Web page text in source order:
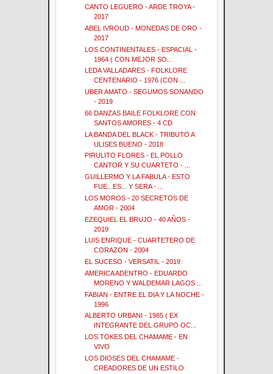
CANTO LEGUERO - ARDE TROYA -
2017
ABEL IVROUD - MONEDAS DE ORO -
2017
LOS CONTINENTALES - ESPACIAL -
1964 ( CON MEJOR SO...
LEDA VALLADARES - FOLKLORE
CENTENARIO - 1976 (CON ...
UBER AMATO - SEGUMOS SONANDO
- 2019
66 DANZAS BAILE FOLKLORE CON
SANTOS AMORES - 4 CD
LA BANDA DEL BLACK - TRIBUTO A
ULISES BUENO - 2018
PIRULITO FLORES - EL POLLO
CANTOR Y SU CUARTETO - ...
GUILLERMO Y LA FABULA - ESTO
FUE...ES... Y SERA - ...
LOS MOROS - 20 SECRETOS DE
AMOR - 2004
EZEQUIEL EL BRUJO - 40 AÑOS -
2019
LUIS ENRIQUE - CUARTETERO DE
CORAZON - 2004
EL SUCESO - VERSATIL - 2019
AMERICA ADENTRO - EDUARDO
MORENO Y WALDEMAR LAGOS ...
FABIAN - ENTRE EL DIA Y LA NOCHE -
1996
ALBERTO URBANI - 1985 ( EX
INTEGRANTE DEL GRUPO OC...
LOS TOKES DEL CHAMAME - EN
VIVO
LOS DIOSES DEL CHAMAME -
CREADORES DE UN ESTILO